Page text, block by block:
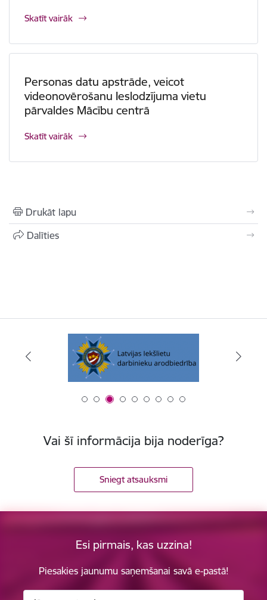
Skatīt vairāk
Personas datu apstrāde, veicot
videonovērošanu Ieslodzījuma vietu
pārvaldes Mācību centrā
Skatīt vairāk
Drukāt lapu
Dalīties
Vai šī informācija bija noderīga?
Sniegt atsauksmi
Esi pirmais, kas uzzina!
Piesakies jaunumu saņemšanai savā e-pastā!